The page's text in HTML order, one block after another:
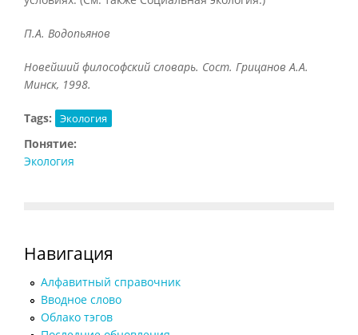
П.А. Водопьянов
Новейший философский словарь. Сост. Грицанов А.А.
Минск, 1998.
Tags: Экология
Понятие:
Экология
Навигация
Алфавитный справочник
Вводное слово
Облако тэгов